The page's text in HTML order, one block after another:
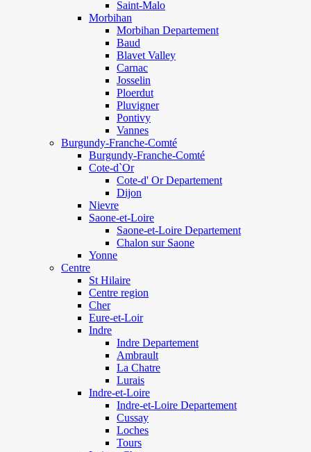
Saint-Malo
Morbihan
Morbihan Departement
Baud
Blavet Valley
Carnac
Josselin
Ploerdut
Pluvigner
Pontivy
Vannes
Burgundy-Franche-Comté
Burgundy-Franche-Comté
Cote-d`Or
Cote-d' Or Departement
Dijon
Nievre
Saone-et-Loire
Saone-et-Loire Departement
Chalon sur Saone
Yonne
Centre
St Hilaire
Centre region
Cher
Eure-et-Loir
Indre
Indre Departement
Ambrault
La Chatre
Lurais
Indre-et-Loire
Indre-et-Loire Departement
Cussay
Loches
Tours